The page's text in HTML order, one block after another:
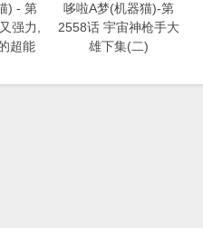
) - 第
强力,
超能
哆啦A梦(机器猫)-第
2558话 宇宙神枪手大
雄下集(二)